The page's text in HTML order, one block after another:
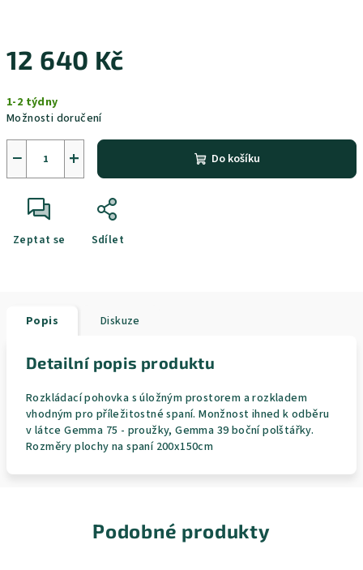
12 640 Kč
cena:
1-2 týdny
Možnosti doručení
+
− Do košíku
Zeptat se Sdílet
Popis Diskuze
Detailní popis produktu
Rozkládací pohovka s úložným prostorem a rozkladem
vhodným pro příležitostné spaní. Monžnost ihned k odběru
v látce Gemma 75 - proužky, Gemma 39 boční polštářky.
Rozměry plochy na spaní 200x150cm
Podobné produkty